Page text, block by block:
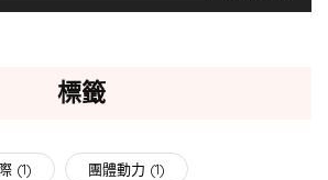
標籤
(1) 團體動力 (1)